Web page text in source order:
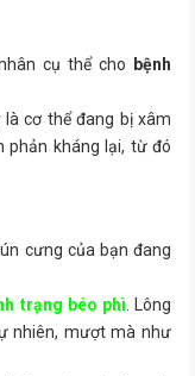
cụ thể cho
bệnh
là cơ thể đang bị xâm
phản kháng lại, từ đó
cưng của bạn đang
trạng béo phì . Lông
nhiên, mượt mà như